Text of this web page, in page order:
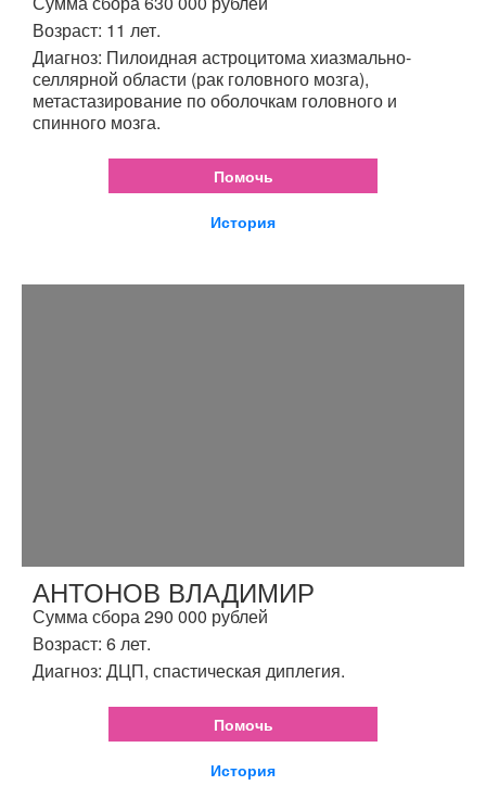
Возраст: 11 лет.
Диагноз: Пилоидная астроцитома хиазмально-
селлярной области (рак головного мозга),
метастазирование по оболочкам головного и
спинного мозга.
Помочь
История
АНТОНОВ ВЛАДИМИР
Сумма сбора 290 000 рублей
Возраст: 6 лет.
Диагноз: ДЦП, спастическая диплегия.
Помочь
История